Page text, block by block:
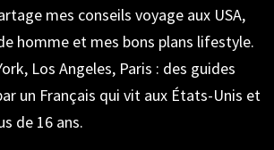
mes conseils voyage aux USA,
homme et mes bons plans lifestyle.
Los Angeles, Paris : des guides
un Français qui vit aux États-Unis et
de 16 ans.